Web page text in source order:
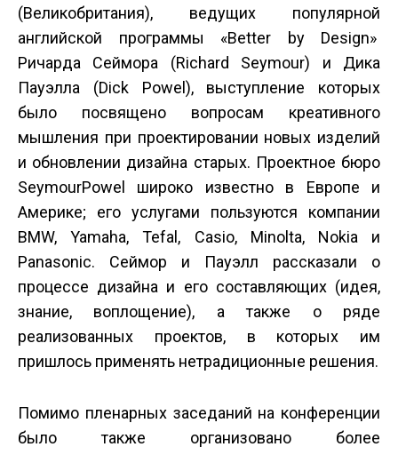
(Великобритания), ведущих популярной
английской программы «Better by Design»
Ричарда Сеймора (Richard Seymour) и Дика
Пауэлла (Dick Powel), выступление которых
было посвящено вопросам креативного
мышления при проектировании новых изделий
и обновлении дизайна старых. Проектное бюро
SeymourPowel широко известно в Европе и
Америке; его услугами пользуются компании
BMW, Yamaha, Tefal, Casio, Minolta, Nokia и
Panasonic. Сеймор и Пауэлл рассказали о
процессе дизайна и его составляющих (идея,
знание, воплощение), а также о ряде
реализованных проектов, в которых им
пришлось применять нетрадиционные решения.
Помимо пленарных заседаний на конференции
было также организовано более